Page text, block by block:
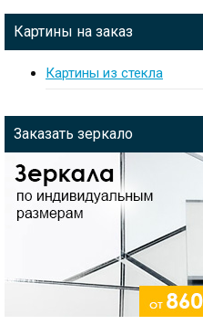
Картины на заказ
Картины из стекла
Заказать зеркало